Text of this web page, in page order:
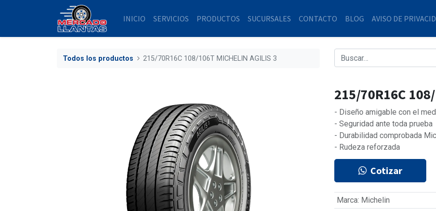
INICIO SERVICIOS PRODUCTOS SUCURSALES CONTACTO BLOG AVISO DE
Todos los productos 215/70R16C 108/106T MICHELIN AGILIS 3
215/70R16C
- Diseño amigable con el
- Seguridad ante toda prueba
- Durabilidad comprobada
- Rudeza reforzada
Cotizar
Marca: Michelin